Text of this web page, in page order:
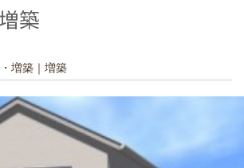
築
増築｜増築